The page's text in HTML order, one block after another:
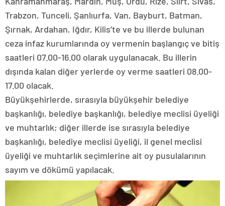
Trabzon, Tunceli, Şanlıurfa, Van, Bayburt, Batman,
Şırnak, Ardahan, Iğdır, Kilis’te ve bu illerde bulunan
ceza infaz kurumlarında oy vermenin başlangıç ve bitiş
saatleri 07.00-16.00 olarak uygulanacak. Bu illerin
dışında kalan diğer yerlerde oy verme saatleri 08.00-
17.00 olacak.
Büyükşehirlerde, sırasıyla büyükşehir belediye
başkanlığı, belediye başkanlığı, belediye meclisi üyeliği
ve muhtarlık; diğer illerde ise sırasıyla belediye
başkanlığı, belediye meclisi üyeliği, il genel meclisi
üyeliği ve muhtarlık seçimlerine ait oy pusulalarının
sayım ve dökümü yapılacak.